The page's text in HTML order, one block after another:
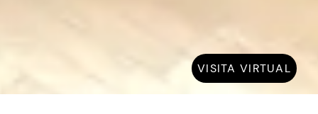
VISITA VIRTUAL